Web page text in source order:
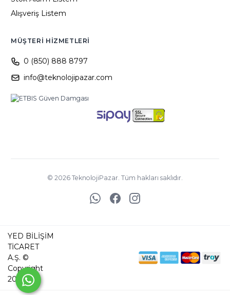
Alışveriş Listem
MÜŞTERI HIZMETLERI
0 (850) 888 8797
info@teknolojipazar.com
© 2026 TeknolojiPazar. Tüm hakları saklıdır.
YED BİLİŞİM
TİCARET
A.Ş. ©
Copyright
2025